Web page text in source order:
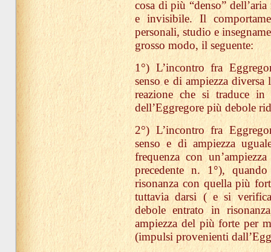
cosa di più “denso”
e invisibile. Il
personali, studio e
grosso modo, il seguente:
1°) L’incontro fra
senso e di ampiezza
reazione che si traduce in
dell’Eggregore più debole
2°) L’incontro fra
senso e di ampiezza
frequenza con
precedente n. 1°),
risonanza con quella più
tuttavia darsi ( e si
debole entrato in
ampiezza del più forte per
(impulsi provenienti